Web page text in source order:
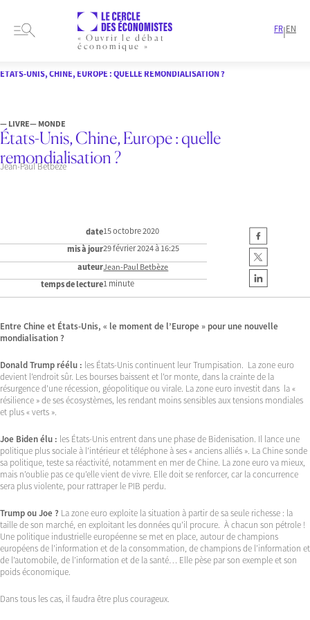
« Ouvrir le débat
économique »
FR|EN
ÉTATS-UNIS, CHINE, EUROPE : QUELLE REMONDIALISATION ?
— LIVRE— MONDE
États-Unis, Chine, Europe : quelle
remondialisation ?
Jean-Paul Betbèze
date15 octobre 2020
mis à jour29 février 2024 à 16:25
auteurJean-Paul Betbèze
temps de lecture1 minute
Entre Chine et États-Unis, « le moment de l’Europe » pour une nouvelle
mondialisation ?
Donald Trump réélu : les États-Unis continuent leur Trumpisation. La zone euro
devient l’endroit sûr. Les bourses baissent et l’or monte, dans la crainte de la
résurgence d’une récession, géopolitique ou virale. La zone euro investit dans la «
résilience » de ses écosystèmes, les rendant moins sensibles aux tensions mondiales
et plus « verts ».
Joe Biden élu : les États-Unis entrent dans une phase de Bidenisation. Il lance une
politique plus sociale à l’intérieur et téléphone à ses « anciens alliés ». La Chine sonde
sa politique, teste sa réactivité, notamment en mer de Chine. La zone euro va mieux,
mais n’oublie pas ce qu’elle vient de vivre. Elle doit se renforcer, car la concurrence
sera plus violente, pour rattraper le PIB perdu.
Trump ou Joe ? La zone euro exploite la situation à partir de sa seule richesse : la
taille de son marché, en exploitant les données qu’il procure. À chacun son pétrole !
Une politique industrielle européenne se met en place, autour de champions
européens de l’information et de la consommation, de champions de l’information et
de l’automobile, de l’information et de la santé… Elle pèse par son exemple et son
poids économique.
Dans tous les cas, il faudra être plus courageux.